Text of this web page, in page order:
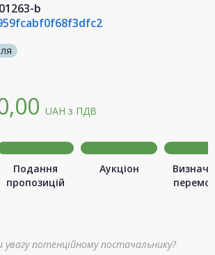
b
UAH з ПДВ
Подання
пропозицій
Аукціон
потенційному постачальнику?